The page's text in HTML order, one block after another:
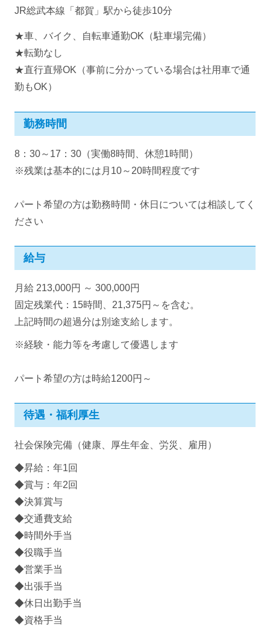
JR総武本線「都賀」駅から徒歩10分
★車、バイク、自転車通勤OK（駐車場完備）
★転勤なし
★直行直帰OK（事前に分かっている場合は社用車で通
勤もOK）
勤務時間
8：30～17：30（実働8時間、休憩1時間）
※残業は基本的には月10～20時間程度です
パート希望の方は勤務時間・休日については相談してく
ださい
給与
月給 213,000円 ～ 300,000円
固定残業代：15時間、21,375円～を含む。
上記時間の超過分は別途支給します。
※経験・能力等を考慮して優遇します
パート希望の方は時給1200円～
待遇・福利厚生
社会保険完備（健康、厚生年金、労災、雇用）
◆昇給：年1回
◆賞与：年2回
◆決算賞与
◆交通費支給
◆時間外手当
◆役職手当
◆営業手当
◆出張手当
◆休日出勤手当
◆資格手当